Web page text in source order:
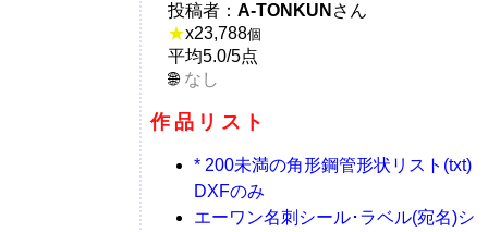
投稿者： A-TONKUN さん
★x23,788個
平均5.0/5点
なし
作品リスト
* 200未満の角形鋼管形状リスト(txt)
DXFのみ
エーワン名刺シール･ラベル(宛名)シ